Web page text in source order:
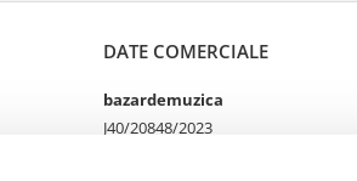
DATE COMERCIALE
bazardemuzica
J40/20848/2023